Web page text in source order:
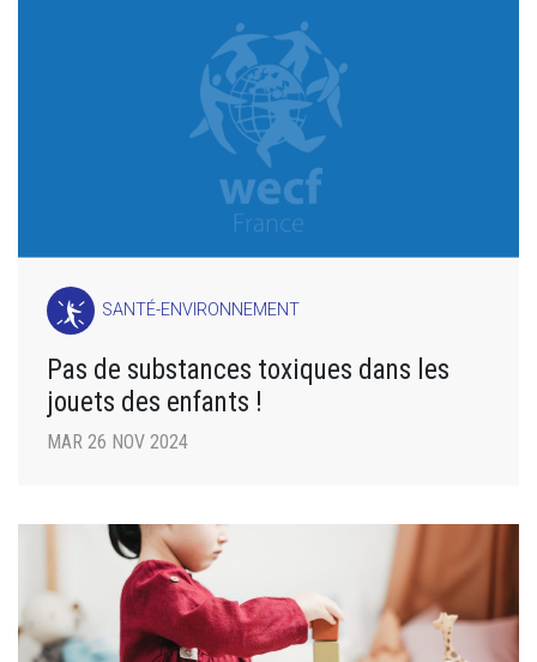
SANTÉ-ENVIRONNEMENT
Pas de substances toxiques dans les
jouets des enfants !
MAR 26 NOV 2024